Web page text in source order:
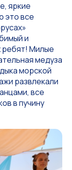
яркие
это все
и
ребят! Милые
медуза
морской
развлекали
все
в пучину